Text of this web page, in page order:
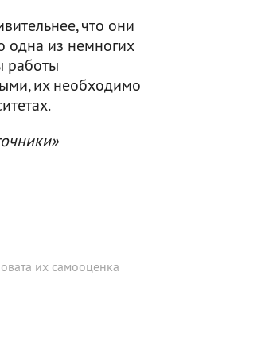
что они
одна из немногих
работы
их необходимо
их самооценка